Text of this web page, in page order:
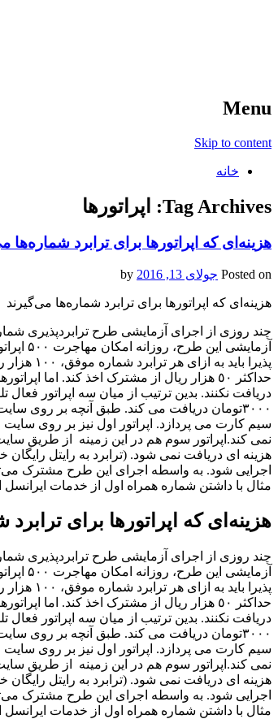
Menu
Skip to content
خانه
Tag Archives: اپراتورها
هزینه‌ای که اپراتورها برای ترابرد شماره‌ها
Posted on جولای 13, 2016
هزینه‌ای که اپراتورها برای ترابرد شماره‌ها می‌گیرند
چند روزی از اجرای آزمایشی طرح ترابردپذیری
پذیرا
حداکثر ٥٠ هزار ریال از مشترک اخذ کند.
دریافت نکنند. بدین ترتیب از میان سه اپراتور
سیم کارت می پردازد. اپراتور اول نیز بر روی سایت
نمی کند.اپراتور سوم هم در این زمینه از طریق
اجرایی شود. به واسطه اجرای این طرح مشترک
مثال با داشتن شماره همراه اول از خدمات ایرانسل
هزینه‌ای که اپراتورها برای
چند روزی از اجرای آزمایشی طرح ترابردپذیری
پذیرا
حداکثر ٥٠ هزار ریال از مشترک اخذ کند.
دریافت نکنند. بدین ترتیب از میان سه اپراتور
سیم کارت می پردازد. اپراتور اول نیز بر روی سایت
نمی کند.اپراتور سوم هم در این زمینه از طریق
اجرایی شود. به واسطه اجرای این طرح مشترک
مثال با داشتن شماره همراه اول از خدمات ایرانسل